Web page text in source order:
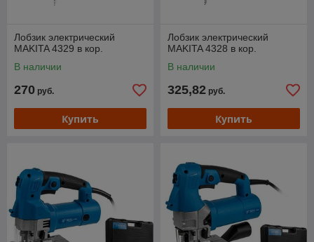
Лобзик электрический
MAKITA 4329 в кор.
В наличии
270 руб.
Купить
Лобзик электрический
MAKITA 4328 в кор.
В наличии
325,82 руб.
Купить